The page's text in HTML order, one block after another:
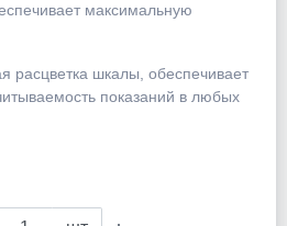
максимальную
расцветка шкалы, обеспечивает
показаний в любых